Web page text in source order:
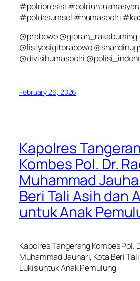
#polripresisi
#poldasumsel #humaspolri
@prabowo @gibran_rakabuming
@listyosigitprabowo
@divisihumaspolri
February 26, 2026
Kapolres
Kombes Pol. Dr.
Muhammad
Beri Tali Asih dan
untuk Anak
Kapolres Tangerang Kombes Pol.
Muhammad Jauhari, Kota Beri
Lukis untuk Anak Pemulung